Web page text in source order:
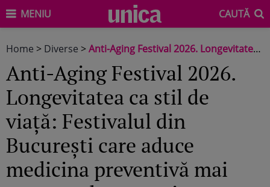
MENIU CAUTĂ
Home > Diverse >Anti-Aging Festival 2026. Longevitatea ca stil de viață: Festivalul din București care aduce medicina preventivă mai aproape de oameni
Anti-Aging Festival 2026.
Longevitatea ca stil de
viață: Festivalul din
București care aduce
medicina preventivă mai